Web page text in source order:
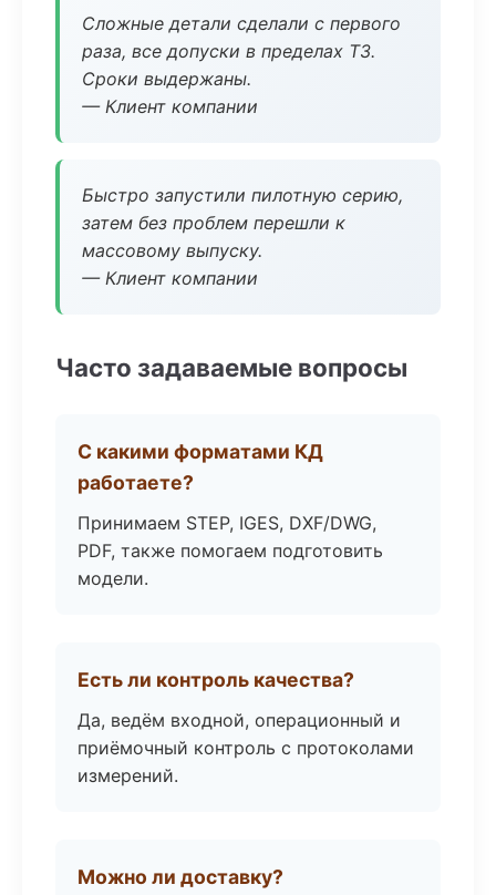
Сложные детали сделали с первого
раза, все допуски в пределах ТЗ.
Сроки выдержаны.
— Клиент компании
Быстро запустили пилотную серию,
затем без проблем перешли к
массовому выпуску.
— Клиент компании
Часто задаваемые вопросы
С какими форматами КД
работаете?
Принимаем STEP, IGES, DXF/DWG,
PDF, также помогаем подготовить
модели.
Есть ли контроль качества?
Да, ведём входной, операционный и
приёмочный контроль с протоколами
измерений.
Можно ли доставку?